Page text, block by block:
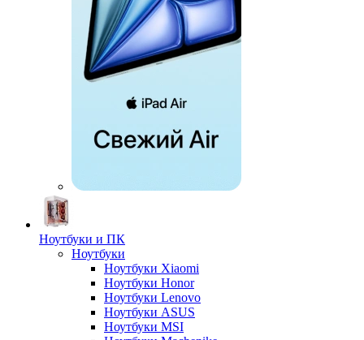
Ноутбуки и ПК
Ноутбуки
Ноутбуки Xiaomi
Ноутбуки Honor
Ноутбуки Lenovo
Ноутбуки ASUS
Ноутбуки MSI